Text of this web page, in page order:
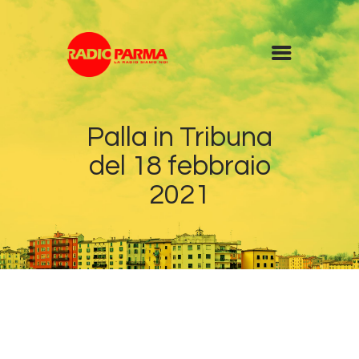
Palla in Tribuna
del 18 febbraio
2021
Home
Radio
Diretta
News
Contatti